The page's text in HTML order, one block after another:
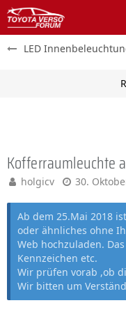
LED
Kofferraumleuchte
holgicv 30.
Ab dem 25.Mai 2018
oder ähnliches ohne
Web hochzuladen.
Kennzeichen etc.
Wir prüfen vorab ,ob
Wir bitten um